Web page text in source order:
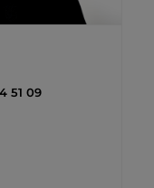
51 09